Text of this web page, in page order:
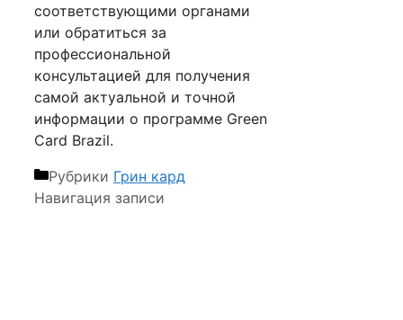
соответствующими органами
или обратиться за
профессиональной
консультацией для получения
самой актуальной и точной
информации о программе Green
Card Brazil.
Рубрики Грин кард
Навигация записи